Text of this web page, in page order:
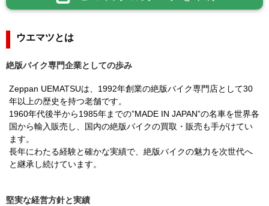
ウエマツとは
絶版バイク専門企業としての歩み
Zeppan UEMATSUは、1992年創業の絶版バイク専門店として30
年以上の歴史を持つ老舗です。
1960年代後半から1985年までの”MADE IN JAPAN”の名車を世界各
国から輸入販売し、国内の絶版バイクの買取・販売も手がけてい
ます。
長年にわたる経験と確かな実績で、絶版バイクの魅力を次世代へ
と継承し続けています。
堅実な経営方針と実績